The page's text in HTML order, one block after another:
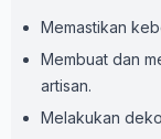
Memastikan
Membuat dan
artisan.
Melakukan